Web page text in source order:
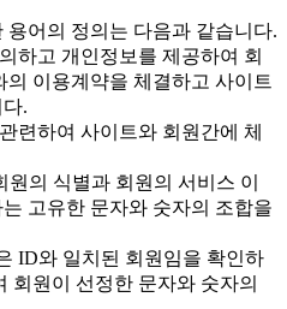
어의 정의는 다음과 같습니다.
하고 개인정보를 제공하여 회
이용계약을 체결하고 사이트
.
련하여 사이트와 회원간에 체
의 식별과 회원의 서비스 이
고유한 문자와 숫자의 조합을
ID와 일치된 회원임을 확인하
회원이 선정한 문자와 숫자의